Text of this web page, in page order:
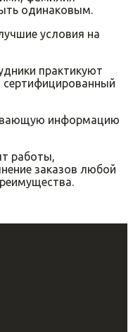
одинаковым.
условия на
практикуют
сертифицированный
информацию
работы,
заказов любой